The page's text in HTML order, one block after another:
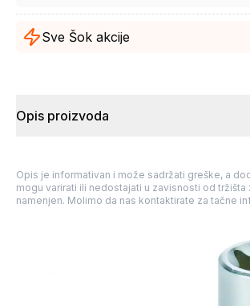
Sve Šok akcije
Opis proizvoda
Opis je informativan i može sadržati greške, a
mogu varirati ili nedostajati u zavisnosti od tržišta
namenjen. Molimo da nas kontaktirate za tačne